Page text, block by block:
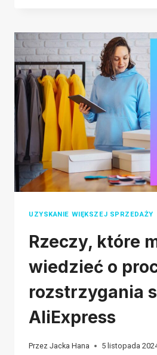
JAK
BEZPŁATNIE
ZWRÓCIĆ
PRODUKTY
W
SHEIN
UZYSKANIE WIĘKSZEJ SPRZEDAŻY
Rzeczy, które
wiedzieć o
rozstrzygania
AliExpress
Przez Jacka Hana 5 listopada